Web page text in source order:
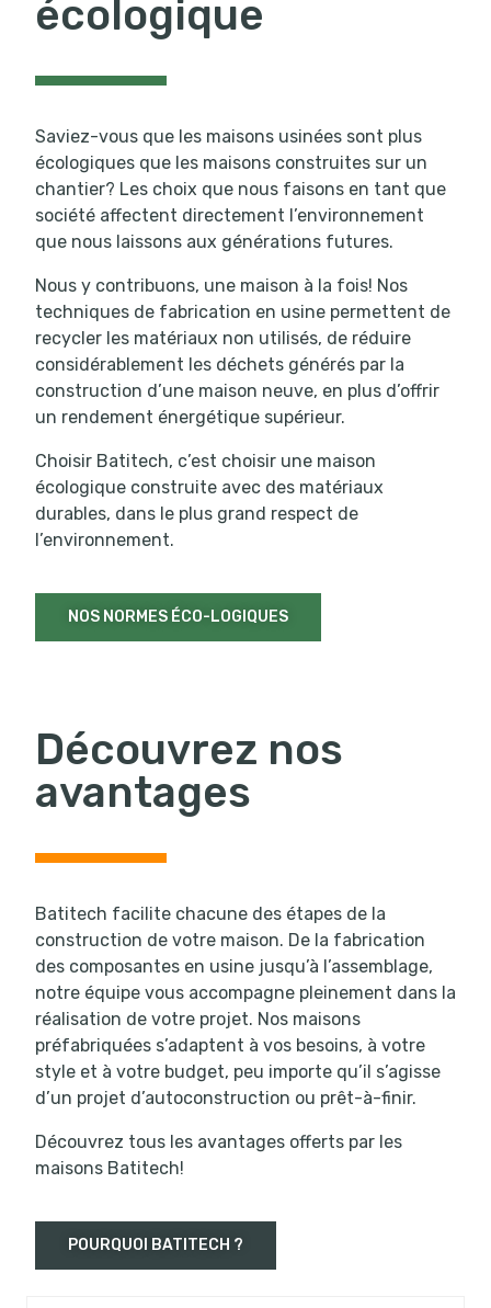
écologique
Saviez-vous que les maisons usinées sont plus
écologiques que les maisons construites sur un
chantier? Les choix que nous faisons en tant que
société affectent directement l’environnement
que nous laissons aux générations futures.
Nous y contribuons, une maison à la fois! Nos
techniques de fabrication en usine permettent de
recycler les matériaux non utilisés, de réduire
considérablement les déchets générés par la
construction d’une maison neuve, en plus d’offrir
un rendement énergétique supérieur.
Choisir Batitech, c’est choisir une maison
écologique construite avec des matériaux
durables, dans le plus grand respect de
l’environnement.
NOS NORMES ÉCO-LOGIQUES
Découvrez nos
avantages
Batitech facilite chacune des étapes de la
construction de votre maison. De la fabrication
des composantes en usine jusqu’à l’assemblage,
notre équipe vous accompagne pleinement dans la
réalisation de votre projet. Nos maisons
préfabriquées s’adaptent à vos besoins, à votre
style et à votre budget, peu importe qu’il s’agisse
d’un projet d’autoconstruction ou prêt-à-finir.
Découvrez tous les avantages offerts par les
maisons Batitech!
POURQUOI BATITECH ?